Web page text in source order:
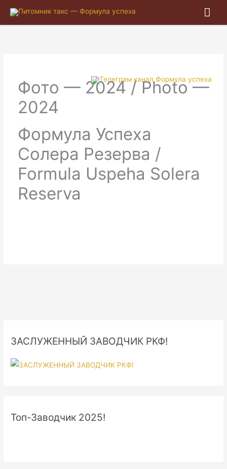
Фото — 2024 / Photo —
2024
Формула Успеха
Солера Резерва /
Formula Uspeha Solera
Reserva
ЗАСЛУЖЕННЫЙ ЗАВОДЧИК РКФ!
Топ-Заводчик 2025!